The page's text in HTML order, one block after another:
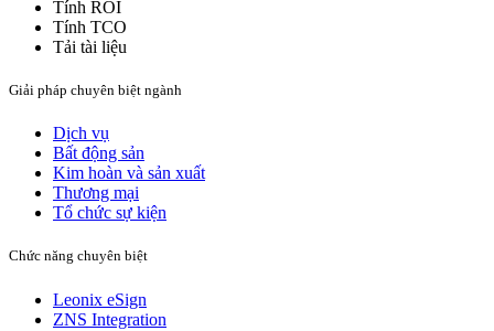
Tính ROI
Tính TCO
Tải tài liệu
Giải pháp chuyên biệt ngành
Dịch vụ
Bất động sản​
Kim hoàn và sản xuất​
Thương mại
Tổ chức sự kiện
Chức năng chuyên biệt
Leonix eSign
ZNS Integration